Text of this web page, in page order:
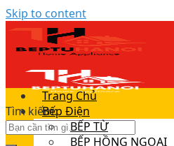
Skip to content
Tìm kiếm:
Trang Chủ
Bếp Điện
BẾP TỪ
BẾP HỒNG NGOẠI